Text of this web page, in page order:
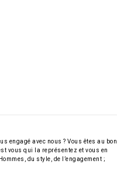
engagé avec nous ? Vous êtes au bon
vous qui la représentez et vous en
du style, de l’engagement ;